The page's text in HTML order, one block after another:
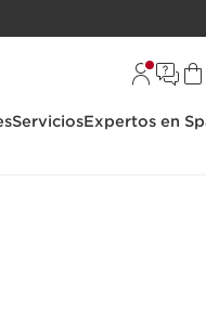
ServiciosExpertos en